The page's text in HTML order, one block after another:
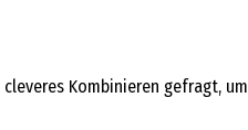
Kombinieren gefragt,